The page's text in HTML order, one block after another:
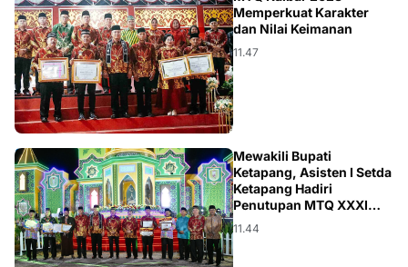
HARISSON
Memperkuat Karakter
dan Nilai Keimanan
11.47
KALBAR
Mewakili Bupati
Ketapang, Asisten I Setda
Ketapang Hadiri
Penutupan MTQ XXXI
Tingkat Provinsi Kalbar
Di Sanggau
11.44